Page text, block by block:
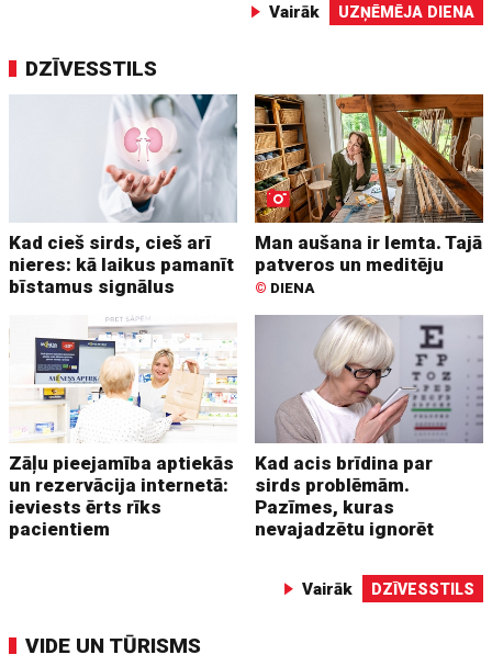
Vairāk UZŅĒMĒJA DIENA
DZĪVESSTILS
Kad cieš sirds, cieš arī
nieres: kā laikus pamanīt
bīstamus signālus
Man aušana ir lemta. Tajā
patveros un meditēju
© DIENA
Zāļu pieejamība aptiekās
un rezervācija internetā:
ieviests ērts rīks
pacientiem
Kad acis brīdina par
sirds problēmām.
Pazīmes, kuras
nevajadzētu ignorēt
Vairāk DZĪVESSTILS
VIDE UN TŪRISMS